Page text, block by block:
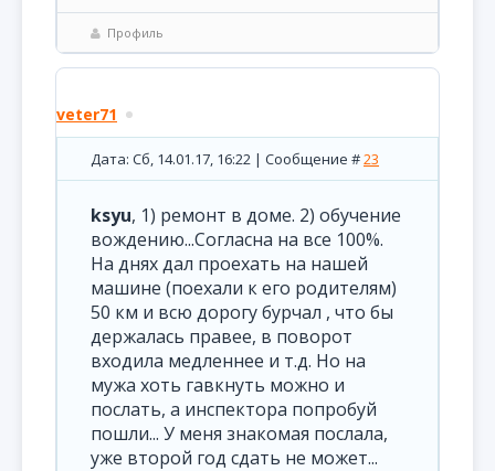
Профиль
veter71
Дата: Сб, 14.01.17, 16:22 | Сообщение #23
ksyu, 1) ремонт в доме. 2) обучение
вождению...Согласна на все 100%.
На днях дал проехать на нашей
машине (поехали к его родителям)
50 км и всю дорогу бурчал , что бы
держалась правее, в поворот
входила медленнее и т.д. Но на
мужа хоть гавкнуть можно и
послать, а инспектора попробуй
пошли... У меня знакомая послала,
уже второй год сдать не может...